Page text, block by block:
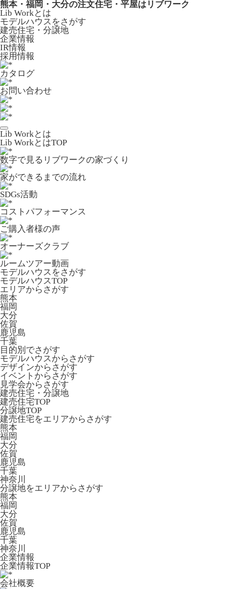
熊本・福岡・大分の注文住宅・平屋はリブワーク
Lib Workとは
モデルハウスをさがす
建売住宅・分譲地
企業情報
IR情報
採用情報
カタログ
お問い合わせ
Lib Workとは
Lib WorkとはTOP
数字で⾒るリブワークの家づくり
家ができるまでの流れ
SDGs活動
コストパフォーマンス
ご購入者様の声
オーナーズクラブ
ルームツアー動画
モデルハウスをさがす
モデルハウスTOP
エリアからさがす
熊本
福岡
大分
佐賀
鹿児島
千葉
目的別でさがす
モデルハウスからさがす
デザインからさがす
イベントからさがす
見学会からさがす
建売住宅・分譲地
建売住宅TOP
分譲地TOP
建売住宅をエリアからさがす
熊本
福岡
大分
佐賀
鹿児島
千葉
神奈川
分譲地をエリアからさがす
熊本
福岡
大分
佐賀
鹿児島
千葉
神奈川
企業情報
企業情報TOP
会社概要